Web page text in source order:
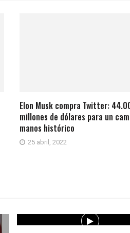
Elon Musk compra Twitter:
millones de dólares para un
manos histórico
25 abril, 2022